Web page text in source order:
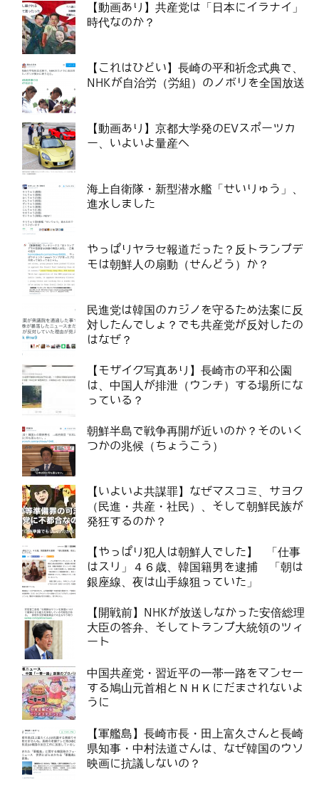
【動画あり】共産党は「日本にイラナイ」
時代なのか？
【これはひどい】長崎の平和祈念式典で、
NHKが自治労（労組）のノボリを全国放送
【動画あり】京都大学発のEVスポーツカ
ー、いよいよ量産へ
海上自衛隊・新型潜水艦「せいりゅう」、
進水しました
やっぱりヤラセ報道だった？反トランプデ
モは朝鮮人の扇動（せんどう）か？
民進党は韓国のカジノを守るため法案に反
対したんでしょ？でも共産党が反対したの
はなぜ？
【モザイク写真あり】長崎市の平和公園
は、中国人が排泄（ウンチ）する場所にな
っている？
朝鮮半島で戦争再開が近いのか？そのいく
つかの兆候（ちょうこう）
【いよいよ共謀罪】なぜマスコミ、サヨク
（民進・共産・社民）、そして朝鮮民族が
発狂するのか？
【やっぱり犯人は朝鮮人でした】 「仕事
はスリ」４６歳、韓国籍男を逮捕 「朝は
銀座線、夜は山手線狙っていた」
【開戦前】NHKが放送しなかった安倍総理
大臣の答弁、そしてトランプ大統領のツィ
ート
中国共産党・習近平の一帯一路をマンセー
する鳩山元首相とＮＨＫにだまされないよ
うに
【軍艦島】長崎市長・田上富久さんと長崎
県知事・中村法道さんは、なぜ韓国のウソ
映画に抗議しないの？